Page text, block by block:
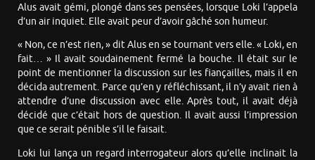
Alus avait gémi, plongé dans ses pensées, lorsque Loki l’appela
d’un air inquiet. Elle avait peur d’avoir gâché son humeur.
« Non, ce n’est rien, » dit Alus en se tournant vers elle. « Loki, en
fait… » Il avait soudainement fermé la bouche. Il était sur le
point de mentionner la discussion sur les fiançailles, mais il en
décida autrement. Parce qu’en y réfléchissant, il n’y avait rien à
attendre d’une discussion avec elle. Après tout, il avait déjà
décidé que c’était hors de question. Il avait aussi l’impression
que ce serait pénible s’il le faisait.
Loki lui lança un regard interrogateur alors qu’elle inclinait la